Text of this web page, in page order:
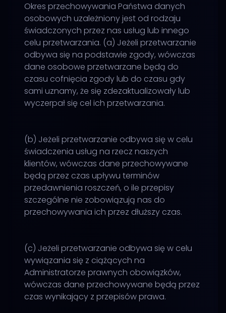
Okres przechowywania Państwa danych
osobowych uzależniony jest od rodzaju
świadczonych przez nas usług lub innego
celu przetwarzania. (a) Jeżeli przetwarzanie
odbywa się na podstawie zgody, wówczas
dane osobowe przetwarzane będą do
czasu cofnięcia zgody lub do czasu gdy
sami uznamy, że się zdezaktualizowały lub
wyczerpał się cel ich przetwarzania.
(b) Jeżeli przetwarzanie odbywa się w celu
świadczenia usług na rzecz naszych
klientów, wówczas dane przechowywane
będą przez czas upływu terminów
przedawnienia roszczeń, o ile przepisy
szczególne nie zobowiązują nas do
przechowywania ich przez dłuższy czas.
(c) Jeżeli przetwarzanie odbywa się w celu
wywiązania się z ciążących na
Administratorze prawnych obowiązków,
wówczas dane przechowywane będą przez
czas wynikający z przepisów prawa.